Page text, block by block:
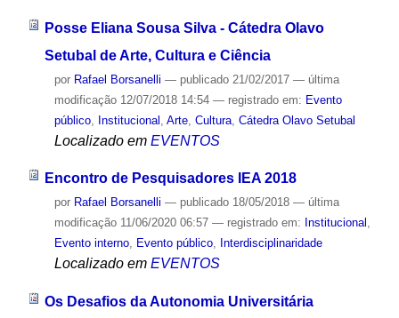
Posse Eliana Sousa Silva - Cátedra Olavo
Setubal de Arte, Cultura e Ciência
por Rafael Borsanelli — publicado21/02/2017 — última
modificação12/07/2018 14:54 — registrado em: Evento
público, Institucional Arte, Cultura, Cátedra Olavo Setubal
Localizado em EVENTOS
Encontro de Pesquisadores IEA 2018
por Rafael Borsanelli — publicado18/05/2018 — última
modificação11/06/2020 06:57 — registrado em: Institucional ,
Evento interno, Evento público, Interdisciplinaridade
Localizado em EVENTOS
Os Desafios da Autonomia Universitária